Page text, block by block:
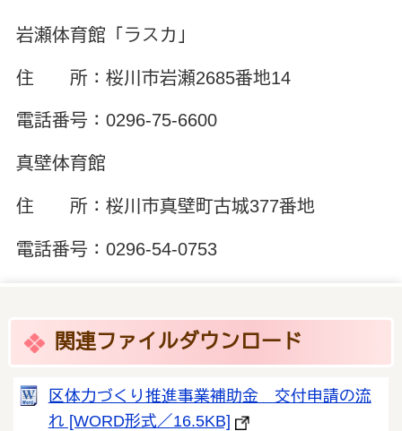
岩瀬体育館「ラスカ」
住 所：桜川市岩瀬2685番地14
電話番号：0296-75-6600
真壁体育館
住 所：桜川市真壁町古城377番地
電話番号：0296-54-0753
関連ファイルダウンロード
区体力づくり推進事業補助金 交付申請の流
れ [WORD形式／16.5KB]